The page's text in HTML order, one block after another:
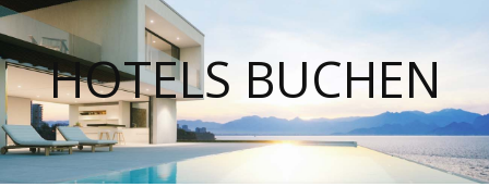
HOTELS BUCHEN